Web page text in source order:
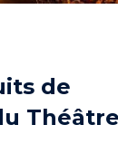
de
Théâtre